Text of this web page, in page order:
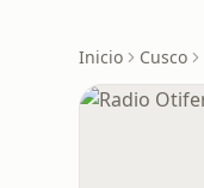
Inicio Cusco